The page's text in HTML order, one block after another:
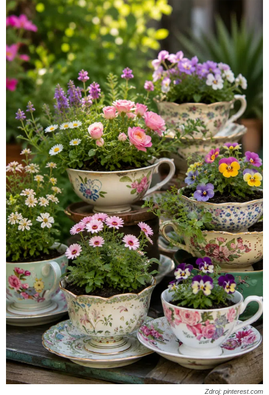
Zdroj: pinterest.com